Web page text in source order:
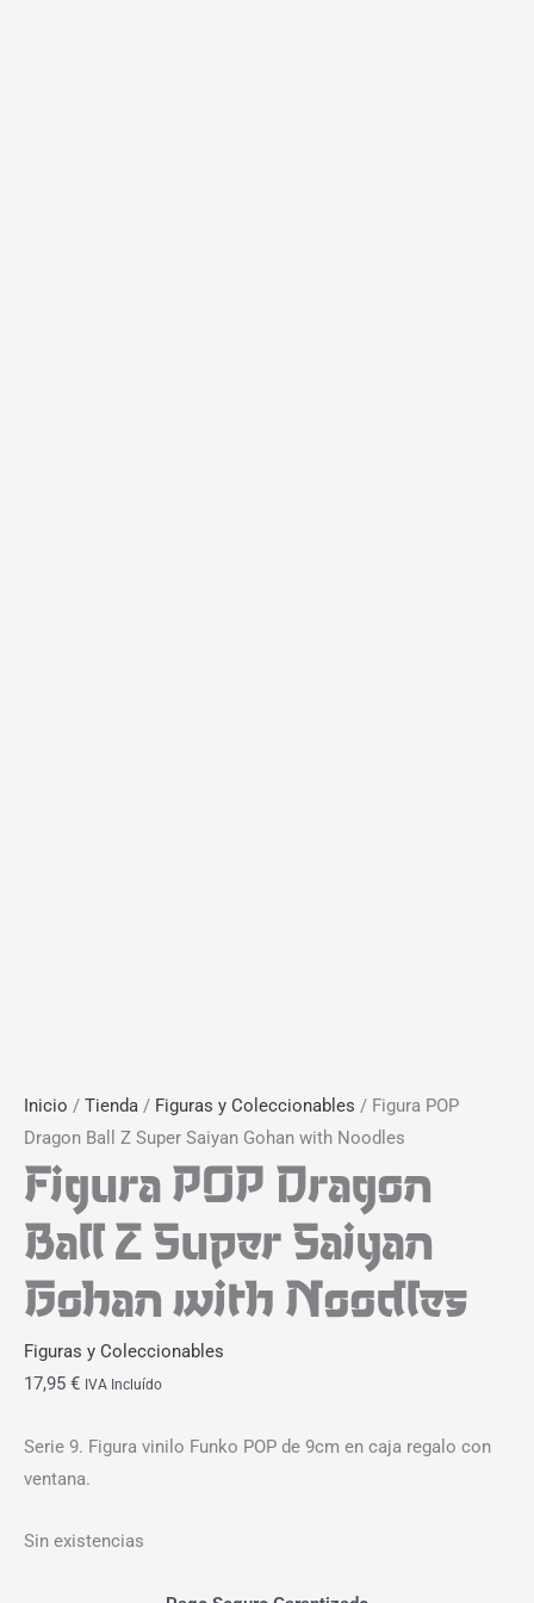
Inicio / Tienda / Figuras y Coleccionables / Figura POP
Dragon Ball Z Super Saiyan Gohan with Noodles
Figura POP Dragon
Ball Z Super Saiyan
Gohan with Noodles
Figuras y Coleccionables
17,95 € IVA Incluído
Serie 9. Figura vinilo Funko POP de 9cm en caja regalo con
ventana.
Sin existencias